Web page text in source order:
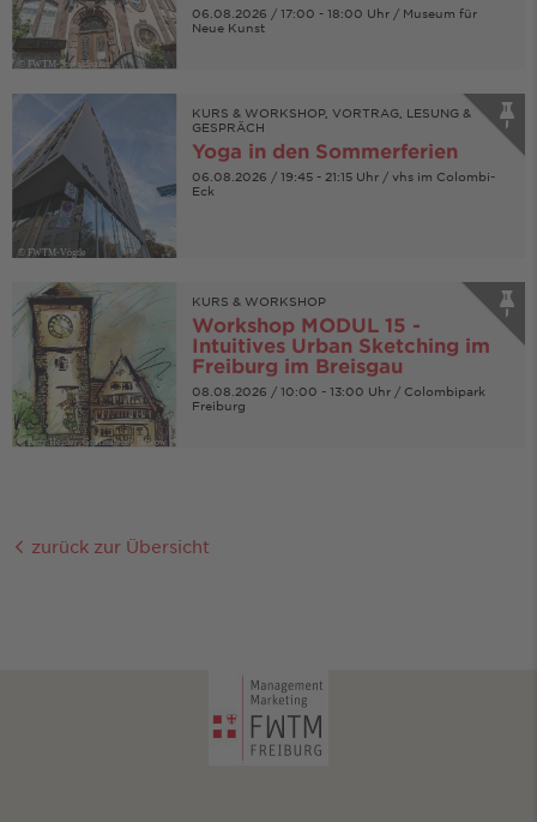
© FWTM-Spiegelhalter
06.08.2026 / 17:00 - 18:00 Uhr / Museum für
Neue Kunst
© FWTM-Vögtle
KURS & WORKSHOP, VORTRAG, LESUNG &
GESPRÄCH
Yoga in den Sommerferien
06.08.2026 / 19:45 - 21:15 Uhr / vhs im Colombi-
Eck
© Petty Heisler, Grafikatelier Bewow
KURS & WORKSHOP
Workshop MODUL 15 -
Intuitives Urban Sketching im
Freiburg im Breisgau
08.08.2026 / 10:00 - 13:00 Uhr / Colombipark
Freiburg
zurück zur Übersicht